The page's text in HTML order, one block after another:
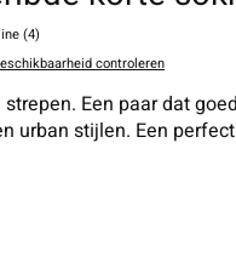
(4)
controleren
Een paar dat
urban stijlen. Een